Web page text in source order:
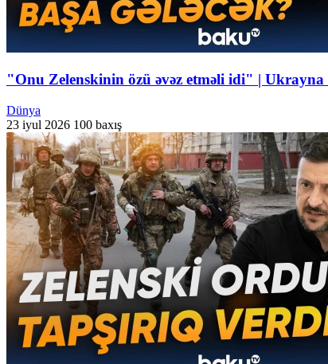
"Onu Zelenskinin özü əvəz etməli idi" |
Dünya
23 iyul 2026 100 baxış